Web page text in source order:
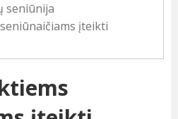
seniūnija
įteikti